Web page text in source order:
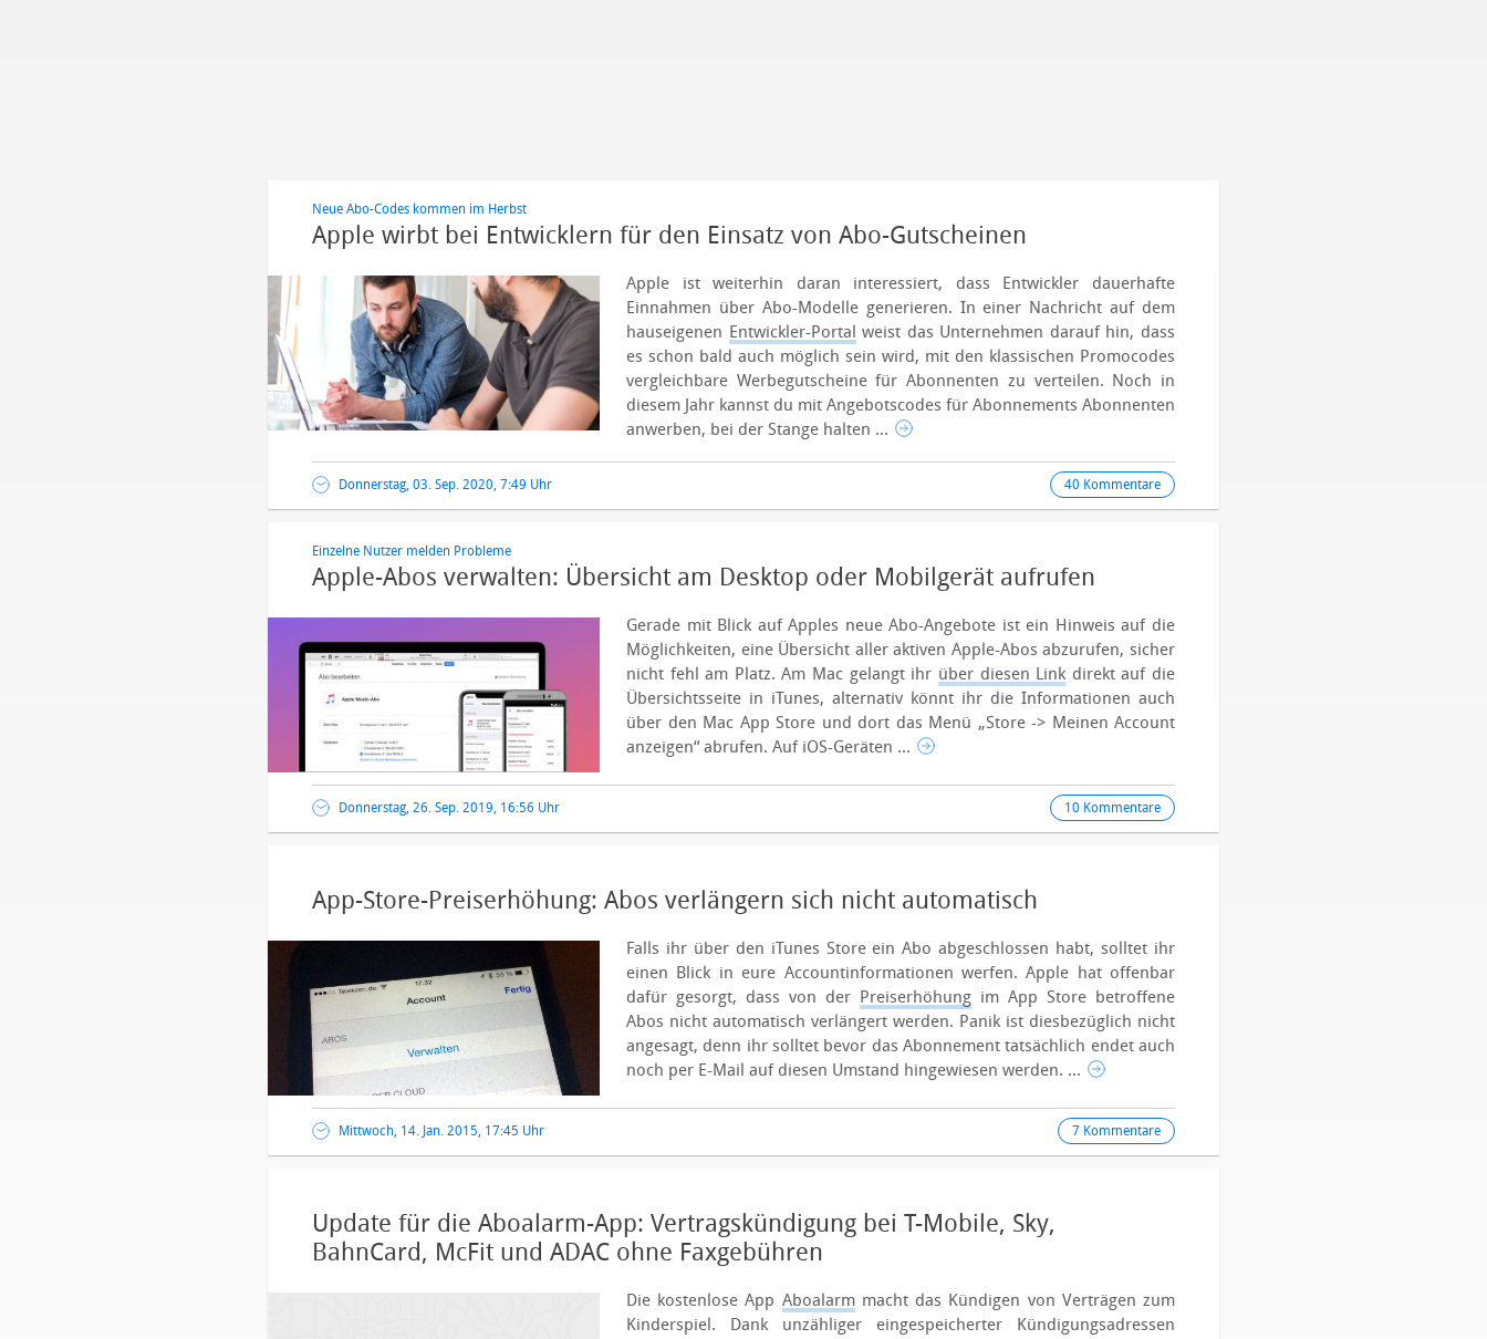
Neue Abo-Codes kommen im Herbst
Apple wirbt bei Entwicklern für den Einsatz von Abo-Gutscheinen
Apple ist weiterhin daran interessiert, dass Entwickler dauerhafte
Einnahmen über Abo-Modelle generieren. In einer Nachricht auf dem
hauseigenen Entwickler-Portal weist das Unternehmen darauf hin, dass
es schon bald auch möglich sein wird, mit den klassischen Promocodes
vergleichbare Werbegutscheine für Abonnenten zu verteilen. Noch in
diesem Jahr kannst du mit Angebotscodes für Abonnements Abonnenten
anwerben, bei der Stange halten ...
Donnerstag, 03. Sep. 2020, 7:49 Uhr 40 Kommentare
Einzelne Nutzer melden Probleme
Apple-Abos verwalten: Übersicht am Desktop oder Mobilgerät aufrufen
Gerade mit Blick auf Apples neue Abo-Angebote ist ein Hinweis auf die
Möglichkeiten, eine Übersicht aller aktiven Apple-Abos abzurufen, sicher
nicht fehl am Platz. Am Mac gelangt ihr über diesen Link direkt auf die
Übersichtsseite in iTunes, alternativ könnt ihr die Informationen auch
über den Mac App Store und dort das Menü „Store -> Meinen Account
anzeigen“ abrufen. Auf iOS-Geräten ...
Donnerstag, 26. Sep. 2019, 16:56 Uhr 10 Kommentare
App-Store-Preiserhöhung: Abos verlängern sich nicht automatisch
Falls ihr über den iTunes Store ein Abo abgeschlossen habt, solltet ihr
einen Blick in eure Accountinformationen werfen. Apple hat offenbar
dafür gesorgt, dass von der Preiserhöhung im App Store betroffene
Abos nicht automatisch verlängert werden. Panik ist diesbezüglich nicht
angesagt, denn ihr solltet bevor das Abonnement tatsächlich endet auch
noch per E-Mail auf diesen Umstand hingewiesen werden. ...
Mittwoch, 14. Jan. 2015, 17:45 Uhr 7 Kommentare
Update für die Aboalarm-App: Vertragskündigung bei T-Mobile, Sky,
BahnCard, McFit und ADAC ohne Faxgebühren
Die kostenlose App Aboalarmmacht das Kündigen von Verträgen zum
Kinderspiel. Dank unzähliger eingespeicherter Kündigungsadressen